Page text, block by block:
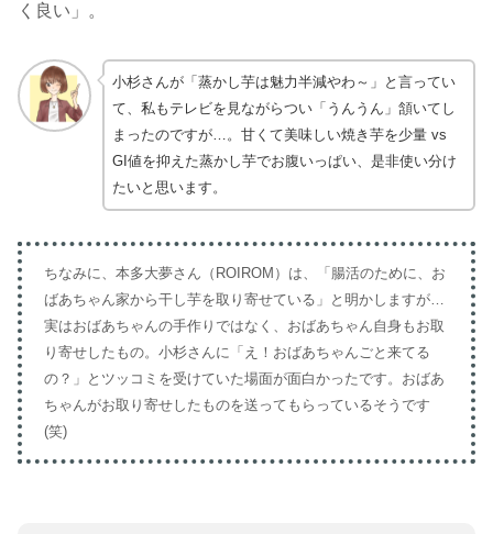
く良い」。
小杉さんが「蒸かし芋は魅力半減やわ～」と言ってい
て、私もテレビを見ながらつい「うんうん」頷いてし
まったのですが…。甘くて美味しい焼き芋を少量 vs
GI値を抑えた蒸かし芋でお腹いっぱい、是非使い分け
たいと思います。
ちなみに、本多大夢さん（ROIROM）は、「腸活のために、お
ばあちゃん家から干し芋を取り寄せている」と明かしますが…
実はおばあちゃんの手作りではなく、おばあちゃん自身もお取
り寄せしたもの。小杉さんに「え！おばあちゃんごと来てる
の？」とツッコミを受けていた場面が面白かったです。おばあ
ちゃんがお取り寄せしたものを送ってもらっているそうです
(笑)